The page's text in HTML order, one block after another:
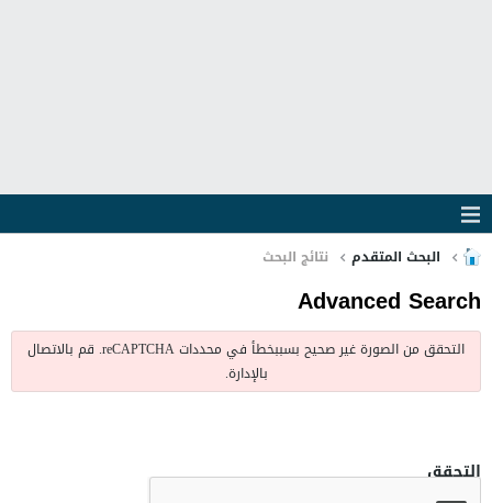
البحث المتقدم نتائج البحث
Advanced Search
التحقق من الصورة غير صحيح بسببخطأ في محددات reCAPTCHA. قم بالاتصال
بالإدارة.
التحقق